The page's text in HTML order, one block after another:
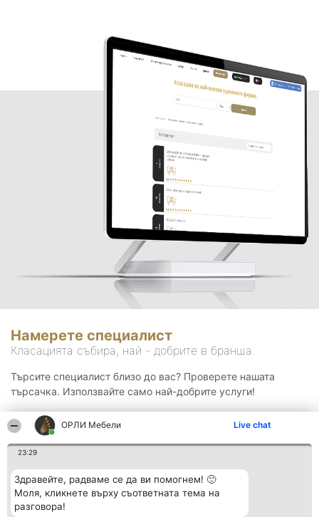
ОРЛИ Мебели Live chat
23:29
Здравейте, радваме се да ви помогнем! 🙂
Моля, кликнете върху съответната тема на
разговора!
Намерете специалист
Класацията събира, най - добрите в бранша.
Търсите специалист близо до вас? Проверете нашата
търсачка. Използвайте само най-добрите услуги!